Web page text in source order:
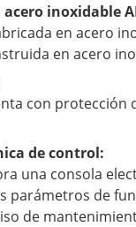
inoxidable
en acero
en acero
con protección
de control:
una consola
parámetros de
de